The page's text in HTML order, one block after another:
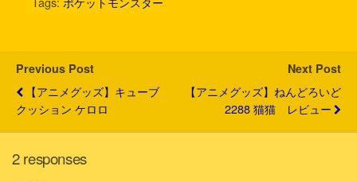
Previous Post
【アニメグッズ】キューブ
クッション ケロロ
Next Post
【アニメグッズ】ねんどろいど
2288 猫猫 レビュー
2 responses